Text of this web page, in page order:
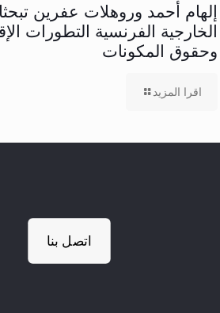
إلهام أحمد وروهلات عفرين
الخارجية الفرنسية التطورات
وحقوق المكونات
اقرا المزيد
اتصل بنا